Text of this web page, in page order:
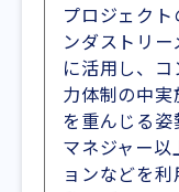
プロジェク
ンダストリ
に活用し、
力体制の中
を重んじる姿
マネジャー
ョンなどを